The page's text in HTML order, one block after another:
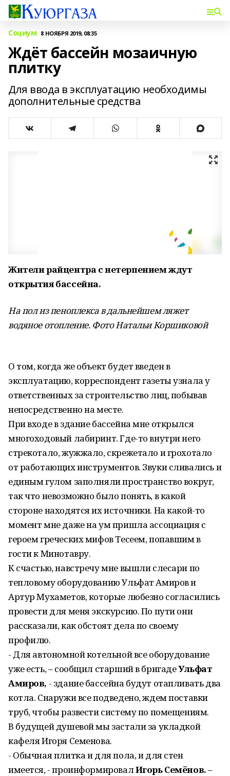
Социум 8 НОЯБРЯ 2019, 08:35
Ждёт бассейн мозаичную
плитку
Для ввода в эксплуатацию необходимы
дополнительные средства
Жители райцентра с нетерпением ждут
открытия бассейна.
На пол из пеноплекса в дальнейшем ляжет
водяное отопление. Фото Натальи Коршиковой
О том, когда же объект будет введен в
эксплуатацию, корреспондент газеты узнала у
ответственных за строительство лиц, побывав
непосредственно на месте.
При входе в здание бассейна мне открылся
многоходовый лабиринт. Где-то внутри него
стрекотало, жужжало, скрежетало и грохотало
от работающих инструментов. Звуки сливались и
единым гулом заполняли пространство вокруг,
так что невозможно было понять, в какой
стороне находятся их источники. На какой-то
момент мне даже на ум пришла ассоциация с
героем греческих мифов Тесеем, попавшим в
гости к Минотавру.
К счастью, навстречу мне вышли слесари по
тепловому оборудованию Ульфат Амиров и
Артур Мухаметов, которые любезно согласились
провести для меня экскурсию. По пути они
рассказали, как обстоят дела по своему
профилю.
- Для автономной котельной все оборудование
уже есть, – сообщил старший в бригадеУльфат
Амиров, - здание бассейна будут отапливать два
котла. Снаружи все подведено, ждем поставки
труб, чтобы развести систему по помещениям.
В будущей душевой мы застали за укладкой
кафеля Игоря Семенова.
- Обычная плитка и для пола, и для стен
имеется, - проинформировалИгорь Семёнов.–